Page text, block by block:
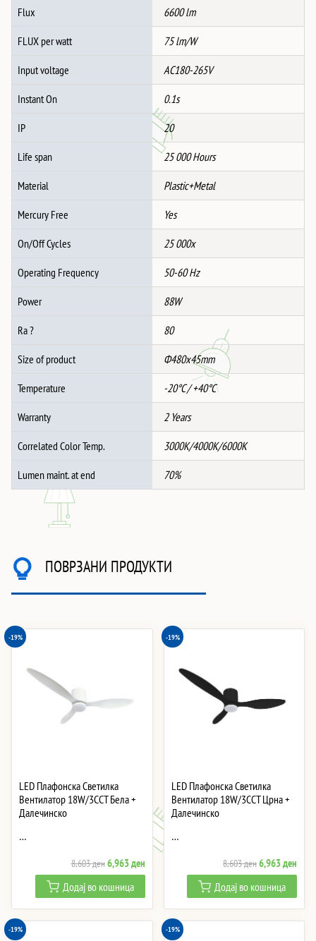
Flux 6600 lm
FLUX per watt 75 lm/W
Input voltage AC180-265V
Instant On 0.1s
IP 20
Life span 25 000 Hours
Material Plastic+Metal
Mercury Free Yes
On/Off Cycles 25 000x
Operating Frequency 50-60 Hz
Power 88W
Ra ? 80
Size of product Ф480x45mm
Temperature -20°C / +40°C
Warranty 2 Years
Correlated Color Temp. 3000K/4000K/6000K
Lumen maint. at end 70%
ПОВРЗАНИ ПРОДУКТИ
-19%
LED Плафонска Светилка
Вентилатор 18W/3CCT Бела +
Далечинско
…
8,603денOriginal
price
was:
8,603 ден.
6,963денCurrent
price
is:
6,963 ден.
Додај во кошница
-19%
LED Плафонска Светилка
Вентилатор 18W/3CCT Црна +
Далечинско
…
8,603денOriginal
price
was:
8,603 ден.
6,963ден
price
is:
Додај во кошница
-19% -19%